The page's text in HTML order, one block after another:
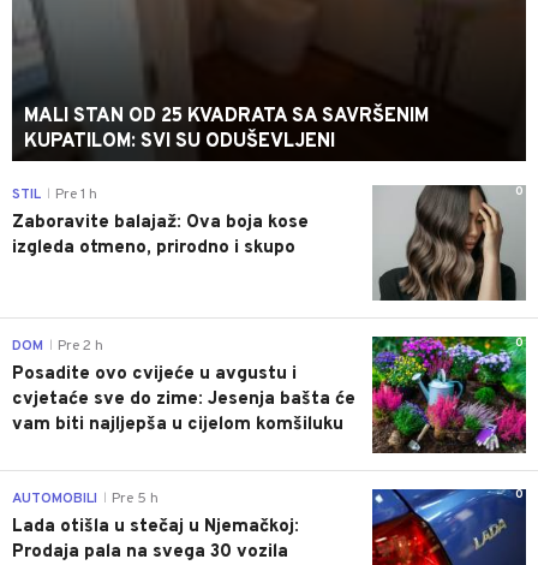
MALI STAN OD 25 KVADRATA SA SAVRŠENIM
KUPATILOM: SVI SU ODUŠEVLJENI
0
STIL Pre 1 h
Zaboravite balajaž: Ova boja kose
izgleda otmeno, prirodno i skupo
0
DOM Pre 2 h
Posadite ovo cvijeće u avgustu i
cvjetaće sve do zime: Jesenja bašta će
vam biti najljepša u cijelom komšiluku
0
AUTOMOBILI Pre 5 h
Lada otišla u stečaj u Njemačkoj:
Prodaja pala na svega 30 vozila